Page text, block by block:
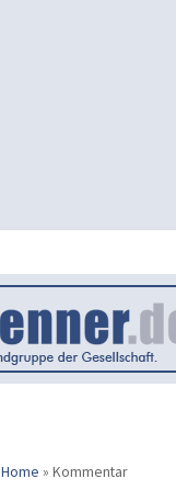
Home » Kommentar